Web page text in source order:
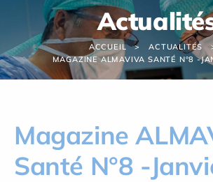
ACCUEIL
ACTUALITÉS
MAGAZINE ALMAVIVA SANTÉ N°8 -
Magazine
Santé N°8 -